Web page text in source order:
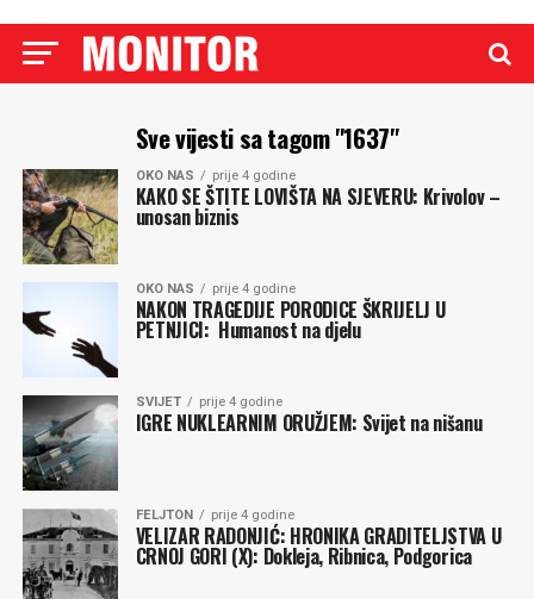
Sve vijesti sa tagom "1637"
OKO NAS prije 4 godine
KAKO SE ŠTITE LOVIŠTA NA SJEVERU: Krivolov –
unosan biznis
OKO NAS prije 4 godine
NAKON TRAGEDIJE PORODICE ŠKRIJELJ U
PETNJICI: Humanost na djelu
SVIJET prije 4 godine
IGRE NUKLEARNIM ORUŽJEM: Svijet na nišanu
FELJTON prije 4 godine
VELIZAR RADONJIĆ: HRONIKA GRADITELJSTVA U
CRNOJ GORI (X): Dokleja, Ribnica, Podgorica